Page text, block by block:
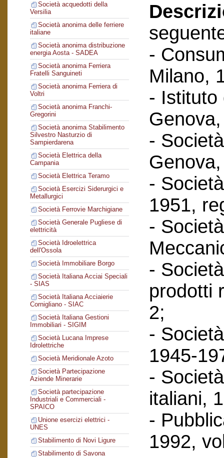
Società acquedotti della
Versilia
Società anonima delle ferriere
italiane
Società anonima distribuzione
energia Aosta - SADEA
Società anonima Ferriera
Fratelli Sanguineti
Società anonima Ferriera di
Voltri
Società anonima Franchi-
Gregorini
Società anonima Stabilimento
Silvestro Nasturzio di
Sampierdarena
Società Elettrica della
Campania
Società Elettrica Teramo
Società Esercizi Siderurgici e
Metallurgici
Società Ferrovie Marchigiane
Società Generale Pugliese di
elettricità
Società Idroelettrica
dell'Ossola
Società Immobiliare Borgo
Società Italiana Acciai Speciali
- SIAS
Società Italiana Acciaierie
Cornigliano - SIAC
Società Italiana Gestioni
Immobiliari - SIGIM
Società Lucana Imprese
Idrolettriche
Società Meridionale Azoto
Società Partecipazione
Aziende Minerarie
Società partecipazione
Industriali e Commerciali -
SPAICO
Unione esercizi elettrici -
UNES
Stabilimento di Novi Ligure
Stabilimento di Savona
-
Milano,
- Istituto
-
-
1951,
-
-
prodotti
2;
-
1945-
-
italiani,
-
1992,